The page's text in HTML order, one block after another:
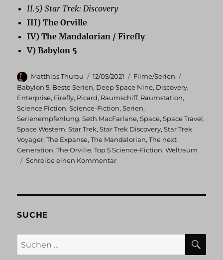
II.5) Star Trek: Discovery
III) The Orville
IV) The Mandalorian / Firefly
V) Babylon 5
Autor
Matthias Thurau
Veröffentlicht
am
12/05/2021 Kategorien
Filme/Serien
Babylon 5, Beste Serien, Deep Space Nine, Discovery,
Enterprise, Firefly, Picard, Raumschiff, Raumstation,
Science Fiction,Science-Fiction,Serien,
Serienempfehlung,Seth MacFarlane,Space,Space Travel,
Space Western,Star Trek,Star Trek Discovery,Star Trek
Voyager,The Expanse,The Mandalorian,The next
Generation,The Orville,Top 5 Science-Fiction,Weltraum
Schreibe einen Kommentarzu
Weltraum
SUCHE
Suchen
nach: